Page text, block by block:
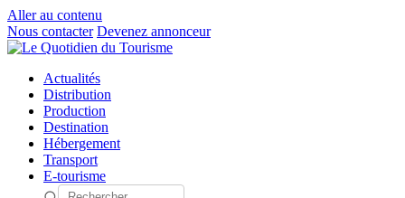
Aller au contenu
Nous contacter Devenez annonceur
Actualités
Distribution
Production
Destination
Hébergement
Transport
E-tourisme